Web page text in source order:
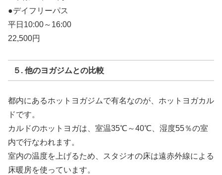
●デイフリーパス
平日10:00～16:00
22,500円
５. 他のヨガジムとの比較
都内にあるホットヨガジムで有名なのが、ホットヨガカル
ドです。
カルドのホットヨガは、室温35℃～40℃、湿度55％の室
内で行なわれます。
室内の温度を上げるため、スタジオの床は遠赤外線による
床暖房を使っています。